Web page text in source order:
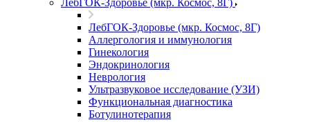
ЛебГОК-Здоровье (мкр. Космос, 8Г)
ЛебГОК-Здоровье (мкр. Космос, 8Г)
Аллергология и иммунология
Гинекология
Эндокринология
Неврология
Ультразвуковое исследование (УЗИ)
Функциональная диагностика
Ботулинотерапия